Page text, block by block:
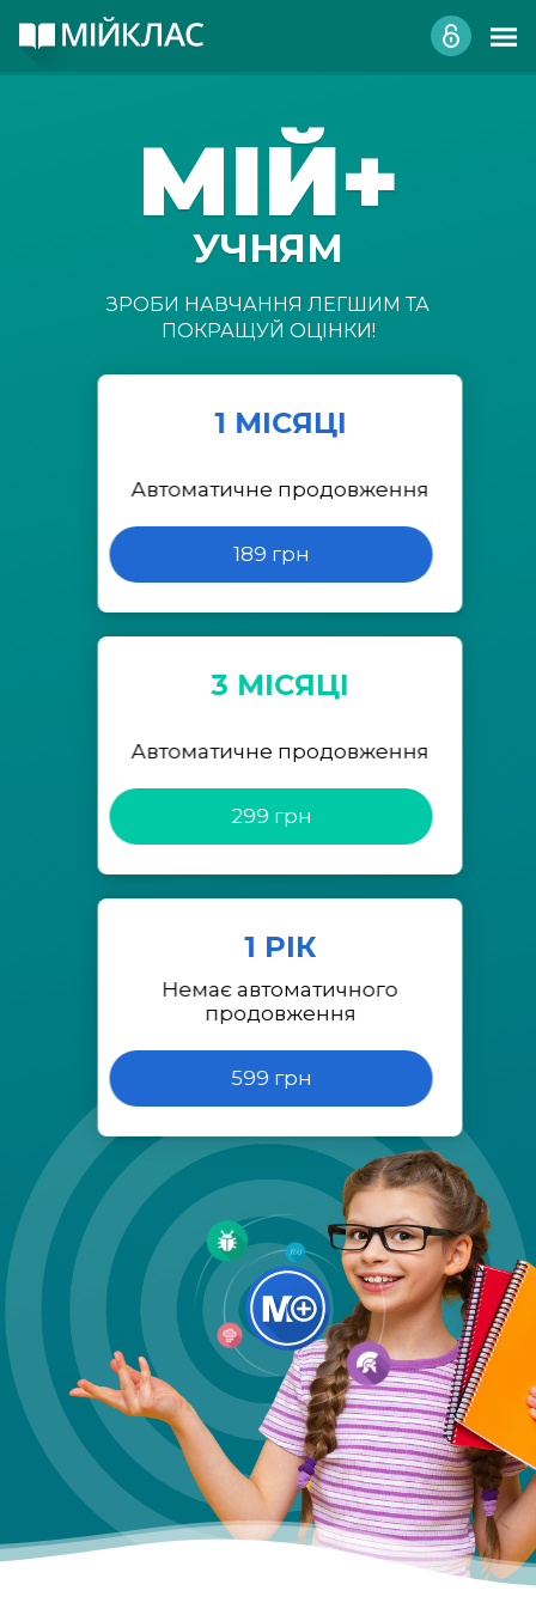
МІЙ+
УЧНЯМ
ЗРОБИ НАВЧАННЯ ЛЕГШИМ ТА
ПОКРАЩУЙ ОЦІНКИ!
1 МІСЯЦІ
Автоматичне продовження
189 грн
3 МІСЯЦІ
Автоматичне продовження
299 грн
1 РІК
Немає автоматичного
продовження
599 грн